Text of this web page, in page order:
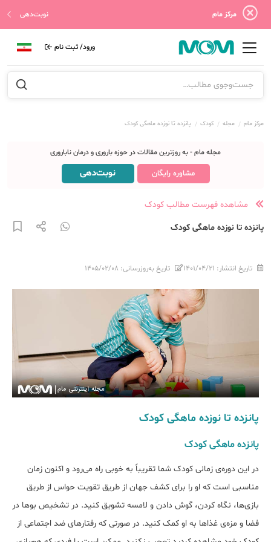
مرکز مام نوبت‌دهی
ورود/ ثبت نام
مرکز مام مجله کودک پانزده تا نوزده ماهگی کودک
مجله مام - به روزترین مقالات در حوزه باروری و درمان ناباروری
مشاوره رایگان نوبت‌دهی
مشاهده فهرست مطالب کودک
پانزده تا نوزده ماهگی کودک
تاریخ انتشار: ۱۴۰۱/۰۴/۲۱ تاریخ به‌روزرسانی: ۱۴۰۵/۰۲/۰۸
پانزده تا نوزده ماهگی کودک
پانزده ماهگی کودک
در این دوره‌ی زمانی کودک شما تقریباً به خوبی راه می‌رود و اکنون زمان
مناسبی است که او را برای کشف جهان از طریق تقویت حواس از طریق
بازی‌ها، نگاه کردن، گوش دادن و لامسه تشویق کنید. در تشخیص بوها در
فضا و مزه‌ی غذاها به او کمک کنید. در صورتی که رفتارهای ضد اجتماعی از